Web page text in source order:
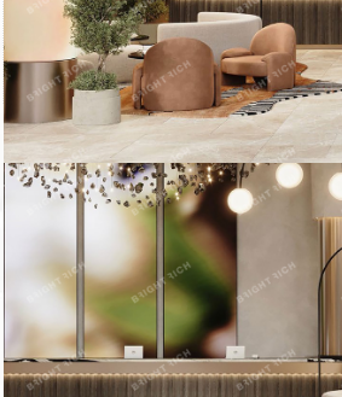
Оформление сделки напрямую от
Готовы оперативно организовать
предоставить PDF-презентацию и план.
ID = c_1782976.
Пожаловаться на
Продано
Несуществующий объект
Неверная цена
Неверный адрес
Не дозвониться
Другая причина
Связаться с
Следить за